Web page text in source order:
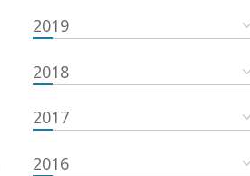
2019
2018
2017
2016